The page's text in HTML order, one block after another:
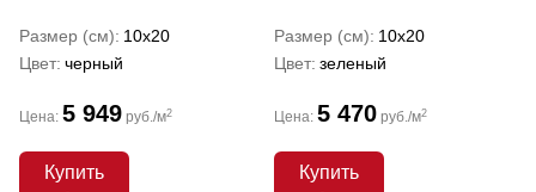
Размер (см) 10x20
Цвет черный
Цена: 5 949 руб./м2
Купить
Размер (см) 10x20
Цвет зеленый
Цена: 5 470 руб./м2
Купить